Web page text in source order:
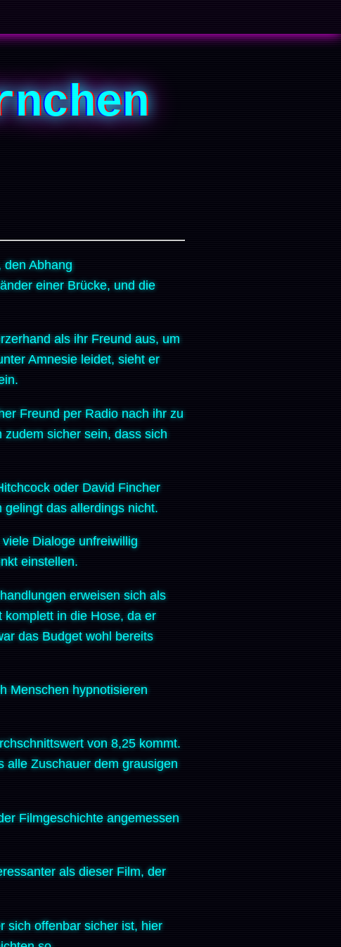
den Abhang
einer Brücke, und die
als ihr Freund aus, um
Amnesie leidet, sieht er
Freund per Radio nach ihr zu
sicher sein, dass sich
oder David Fincher
das allerdings nicht.
Dialoge unfreiwillig
einstellen.
erweisen sich als
in die Hose, da er
das Budget wohl bereits
Menschen hypnotisieren
von 8,25 kommt.
alle Zuschauer dem grausigen
Filmgeschichte angemessen
als dieser Film, der
sich offenbar sicher ist, hier